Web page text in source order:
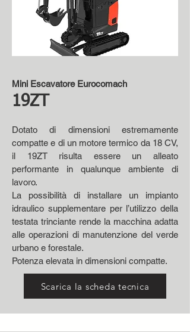
Mini Escavatore Eurocomach
19ZT
Dotato di dimensioni estremamente
compatte e di un motore termico da 18 CV,
il 19ZT risulta essere un alleato
performante in qualunque ambiente di
lavoro.
La possibilità di installare un impianto
idraulico supplementare per l’utilizzo della
testata trinciante rende la macchina adatta
alle operazioni di manutenzione del verde
urbano e forestale.
Potenza elevata in dimensioni compatte.
Scarica la scheda tecnica